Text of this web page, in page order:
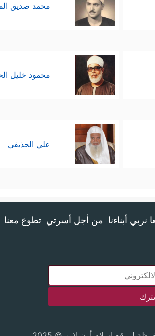
محمد صديق
محمود خليل
علي الحذيفي
نربي أبناءنا من أجل أسرتي تطوع معنا